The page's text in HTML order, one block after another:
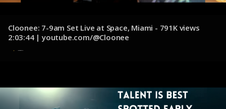
Cloonee: 7-9am Set Live at Space, Miami - 791K views
2:03:44 | youtube.com/@Cloonee